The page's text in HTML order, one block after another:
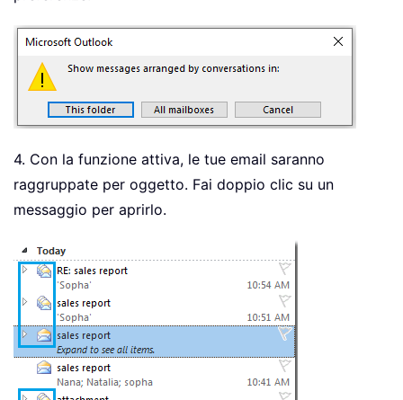
4. Con la funzione attiva, le tue email saranno
raggruppate per oggetto. Fai doppio clic su un
messaggio per aprirlo.